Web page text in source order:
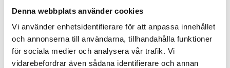
Denna webbplats använder cookies
Vi använder enhetsidentifierare för att anpassa innehållet
och annonserna till användarna, tillhandahålla funktioner
för sociala medier och analysera vår trafik. Vi
vidarebefordrar även sådana identifierare och annan